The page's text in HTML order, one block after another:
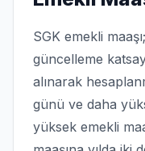
SGK emekli
güncelleme
alınarak
günü ve daha
yüksek emekli